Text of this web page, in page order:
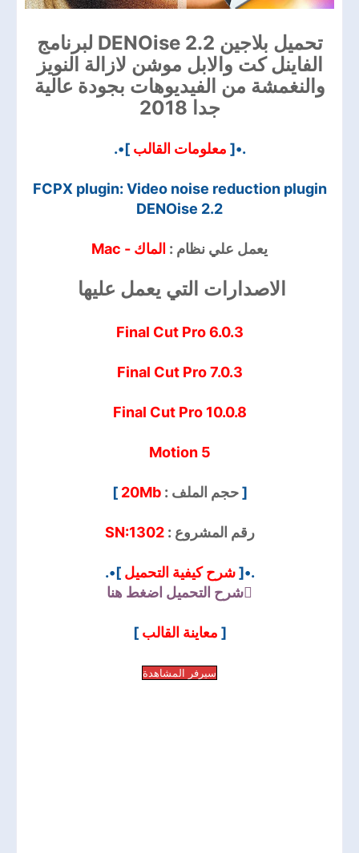
تحميل بلاجين DENOise 2.2 لبرنامج
الفاينل كت والابل موشن لازالة النويز
والنغمشة من الفيديوهات بجودة عالية
جدا 2018
.•[ معلومات القالب ]•.
FCPX plugin: Video noise reduction plugin
DENOise 2.2
يعمل علي نظام : الماك - Mac
الاصدارات التي يعمل عليها
Final Cut Pro 6.0.3
Final Cut Pro 7.0.3
Final Cut Pro 10.0.8
Motion 5
[حجم الملف :20Mb
]
رقم المشروع :SN:1302
.•[شرح كيفية التحميل ]•.
شرح التحميل اضغط هنا
[ معاينة القالب]
سيرفر المشاهدة